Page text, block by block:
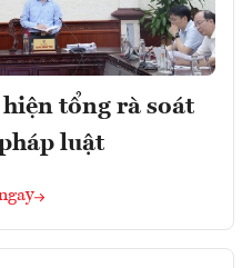
tổng rà soát
luật